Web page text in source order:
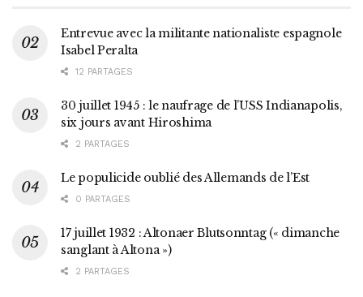
Entrevue avec la militante nationaliste espagnole
Isabel Peralta
12 PARTAGES
30 juillet 1945 : le naufrage de l’USS Indianapolis,
six jours avant Hiroshima
2 PARTAGES
Le populicide oublié des Allemands de l’Est
0 PARTAGES
17 juillet 1932 : Altonaer Blutsonntag (« dimanche
sanglant à Altona »)
2 PARTAGES